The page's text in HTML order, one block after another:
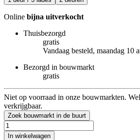
Online bijna uitverkocht
Thuisbezorgd
gratis
Vandaag besteld, maandag 10
Bezorgd in bouwmarkt
gratis
Niet op voorraad in onze bouwmarkten.
verkrijgbaar.
Zoek bouwmarkt in de buurt
In winkelwagen